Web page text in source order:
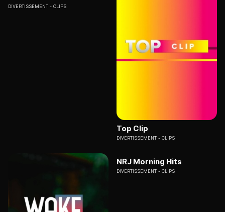
DIVERTISSEMENT CLIPS
Top Clip
DIVERTISSEMENT CLIPS
NRJ Morning Hits
DIVERTISSEMENT CLIPS